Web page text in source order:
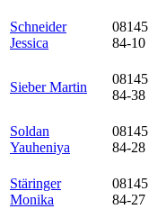
Schneider
Jessica
08145
84-10
Sieber Martin
08145
84-38
Soldan
Yauheniya
08145
84-28
Stäringer
Monika
08145
84-27